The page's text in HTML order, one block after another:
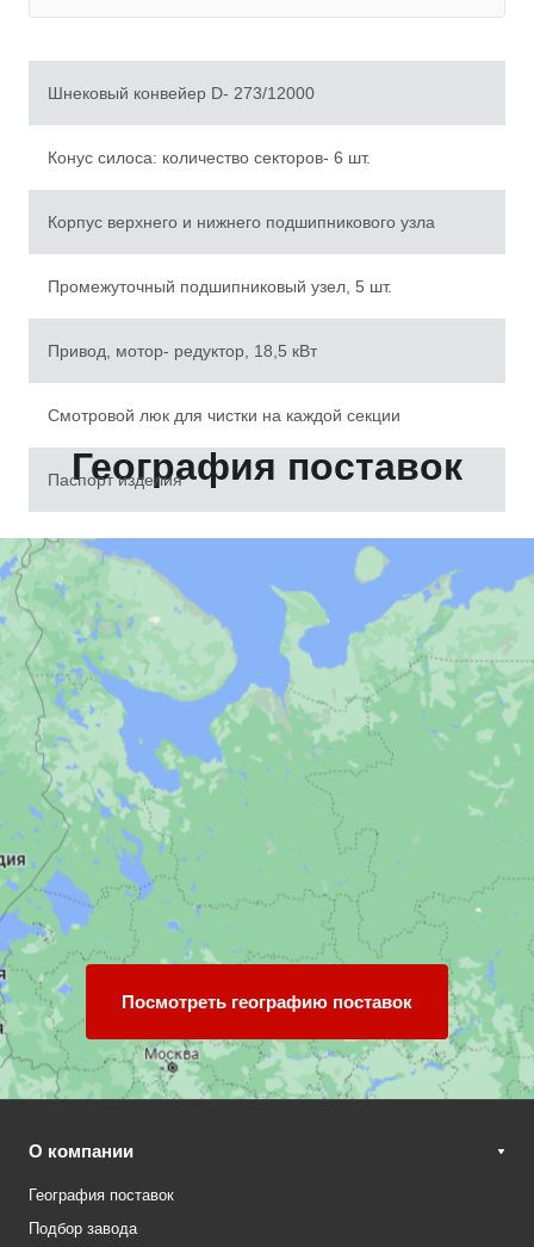
Шнековый конвейер D- 273/12000
Конус силоса: количество секторов- 6 шт.
Корпус верхнего и нижнего подшипникового узла
Промежуточный подшипниковый узел, 5 шт.
Привод, мотор- редуктор, 18,5 кВт
Смотровой люк для чистки на каждой секции
Паспорт изделия
География поставок
Посмотреть географию поставок
О компании
География поставок
Подбор завода